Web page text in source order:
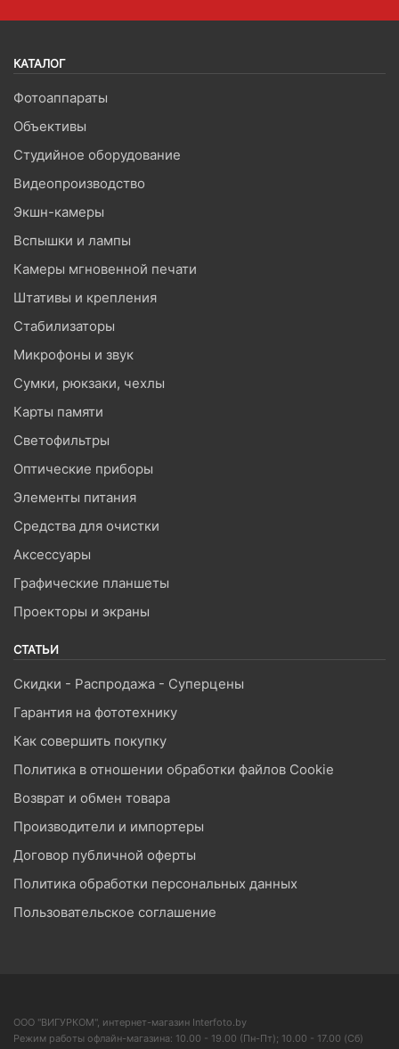
КАТАЛОГ
Фотоаппараты
Объективы
Студийное оборудование
Видеопроизводство
Экшн-камеры
Вспышки и лампы
Камеры мгновенной печати
Штативы и крепления
Стабилизаторы
Микрофоны и звук
Сумки, рюкзаки, чехлы
Карты памяти
Светофильтры
Оптические приборы
Элементы питания
Средства для очистки
Аксессуары
Графические планшеты
Проекторы и экраны
СТАТЬИ
Скидки - Распродажа - Суперцены
Гарантия на фототехнику
Как совершить покупку
Политика в отношении обработки файлов Cookie
Возврат и обмен товара
Производители и импортеры
Договор публичной оферты
Политика обработки персональных данных
Пользовательское соглашение
ООО "ВИГУРКОМ", интернет-магазин Interfoto.by
Режим работы офлайн-магазина: 10.00 - 19.00 (Пн-Пт); 10.00 - 17.00 (Сб)